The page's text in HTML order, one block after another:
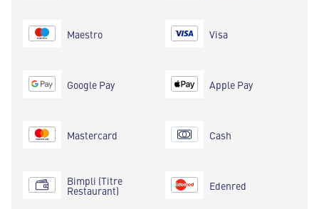
Maestro
Google Pay
Mastercard
Bimpli (Titre
Restaurant)
Visa
Apple Pay
Cash
Edenred